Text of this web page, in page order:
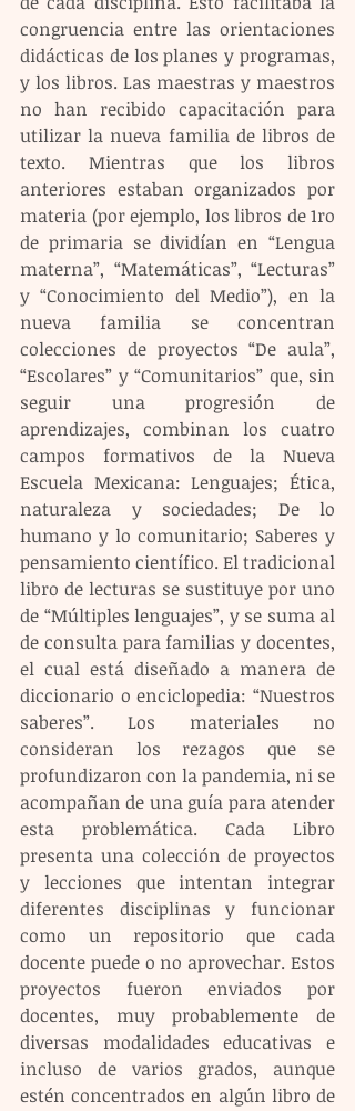
congruencia entre las orientaciones
didácticas de los planes y programas,
y los libros. Las maestras y maestros
no han recibido capacitación para
utilizar la nueva familia de libros de
texto. Mientras que los libros
anteriores estaban organizados por
materia (por ejemplo, los libros de 1ro
de primaria se dividían en “Lengua
materna”, “Matemáticas”, “Lecturas”
y “Conocimiento del Medio”), en la
nueva familia se concentran
colecciones de proyectos “De aula”,
“Escolares” y “Comunitarios” que, sin
seguir una progresión de
aprendizajes, combinan los cuatro
campos formativos de la Nueva
Escuela Mexicana: Lenguajes; Ética,
naturaleza y sociedades; De lo
humano y lo comunitario; Saberes y
pensamiento científico. El tradicional
libro de lecturas se sustituye por uno
de “Múltiples lenguajes”, y se suma al
de consulta para familias y docentes,
el cual está diseñado a manera de
diccionario o enciclopedia: “Nuestros
saberes”. Los materiales no
consideran los rezagos que se
profundizaron con la pandemia, ni se
acompañan de una guía para atender
esta problemática. Cada Libro
presenta una colección de proyectos
y lecciones que intentan integrar
diferentes disciplinas y funcionar
como un repositorio que cada
docente puede o no aprovechar. Estos
proyectos fueron enviados por
docentes, muy probablemente de
diversas modalidades educativas e
incluso de varios grados, aunque
estén concentrados en algún libro de